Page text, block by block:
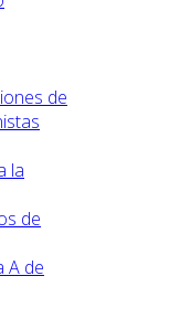
de
la
de
A de